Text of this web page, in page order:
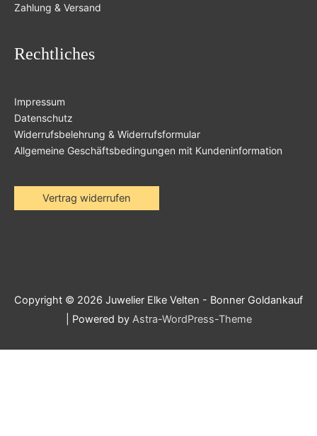
Zahlung & Versand
Rechtliches
Impressum
Datenschutz
Widerrufsbelehrung & Widerrufsformular
Allgemeine Geschäftsbedingungen mit Kundeninformation
Vertrag widerrufen
Copyright © 2026 Juwelier Elke Velten - Bonner Goldankauf
| Powered by Astra-WordPress-Theme